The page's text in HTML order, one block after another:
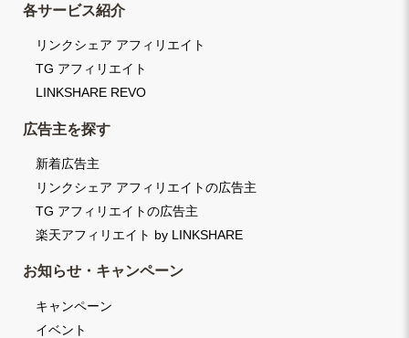
各サービス紹介
リンクシェア アフィリエイト
TG アフィリエイト
LINKSHARE REVO
広告主を探す
新着広告主
リンクシェア アフィリエイトの広告主
TG アフィリエイトの広告主
楽天アフィリエイト by LINKSHARE
お知らせ・キャンペーン
キャンペーン
イベント